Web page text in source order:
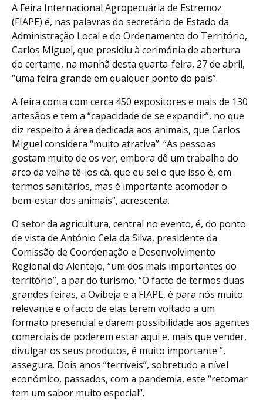
A Feira Internacional Agropecuária de Estremoz
(FIAPE) é, nas palavras do secretário de Estado da
Administração Local e do Ordenamento do Território,
Carlos Miguel, que presidiu à cerimónia de abertura
do certame, na manhã desta quarta-feira, 27 de abril,
“uma feira grande em qualquer ponto do país”.
A feira conta com cerca 450 expositores e mais de 130
artesãos e tem a “capacidade de se expandir”, no que
diz respeito à área dedicada aos animais, que Carlos
Miguel considera “muito atrativa”. “As pessoas
gostam muito de os ver, embora dê um trabalho do
arco da velha tê-los cá, que eu sei o que isso é, em
termos sanitários, mas é importante acomodar o
bem-estar dos animais”, acrescenta.
O setor da agricultura, central no evento, é, do ponto
de vista de António Ceia da Silva, presidente da
Comissão de Coordenação e Desenvolvimento
Regional do Alentejo, “um dos mais importantes do
território”, a par do turismo. “O facto de termos duas
grandes feiras, a Ovibeja e a FIAPE, é para nós muito
relevante e o facto de elas terem voltado a um
formato presencial e darem possibilidade aos agentes
comerciais de poderem estar aqui e, mais que vender,
divulgar os seus produtos, é muito importante ”,
assegura. Dois anos “terríveis”, sobretudo a nível
económico, passados, com a pandemia, este “retomar
tem um sabor muito especial”.